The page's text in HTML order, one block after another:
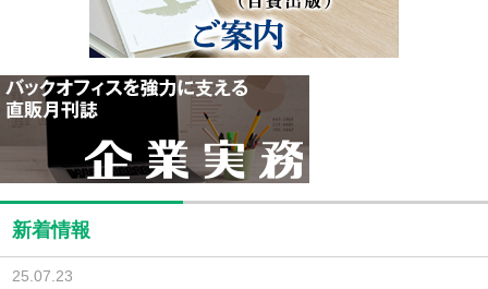
新着情報
25.07.23